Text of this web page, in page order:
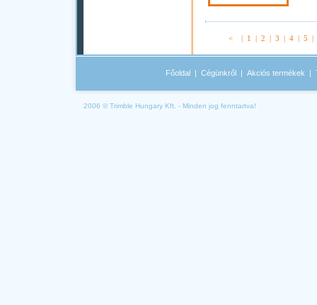
< | 1 | 2 | 3 | 4 | 5 |
Főoldal | Cégünkről | Akciós termékek |
2006 © Trimble Hungary Kft. - Minden jog fenntartva!